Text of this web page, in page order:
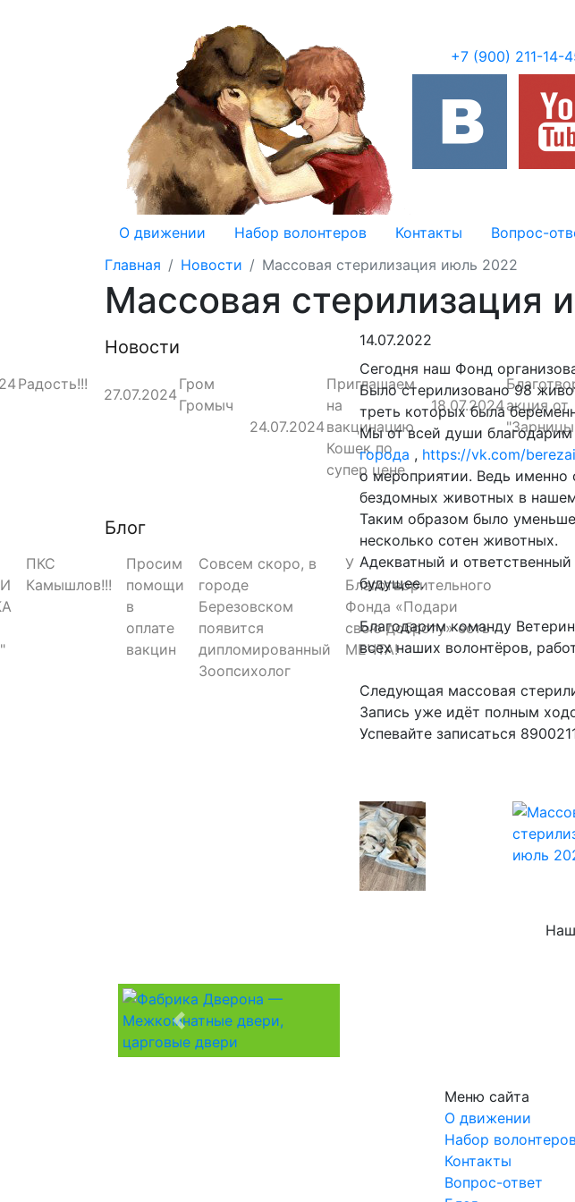
+7 (900) 211-14-
О движении Набор волонтеров Контакты Вопрос-
Главная
Новости Массовая стерилизация июль 2022
Массовая стерилизация
Новости
Радость!!!
27.07.2024
Гром
Громыч
24.07.2024
Приглашаем
на
вакцинацию
Кошек по
супер цене
18.07.2024акция от
Блог
ПКС
Камышлов!!!
Просим
помощи
в
оплате
вакцин
Совсем скоро, в
городе
Березовском
появится
дипломированный
Зоопсихолог
У
Благотворительного
Фонда «Подари
свою доброту» есть
МЕЧТА!
14.07.2022
Сегодня наш Фонд
Было стерилизовано 98
треть которых была
Мы от всей души благодарим
города , https://vk.com/
о мероприятии. Ведь именно
бездомных животных в
Таким образом было
несколько сотен животных.
Адекватный и
будущее.
Благодарим команду
всех наших волонтёров,
Следующая массовая
Запись уже идёт полным
Успевайте записаться
Previous
Меню сайта
О движении
Набор
Контакты
Вопрос-ответ